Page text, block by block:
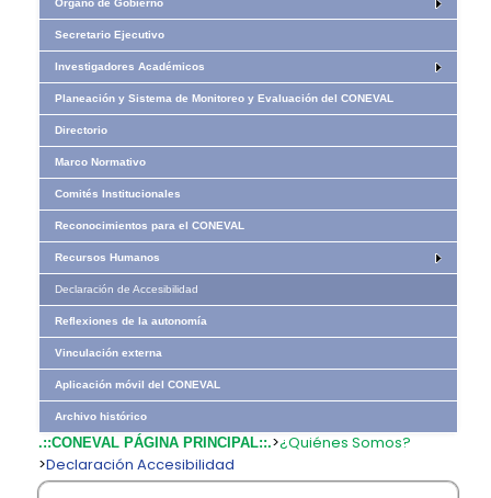
Órgano de Gobierno
Secretario Ejecutivo
Investigadores Académicos
Planeación y Sistema de Monitoreo y Evaluación del CONEVAL
Directorio
Marco Normativo
Comités Institucionales
Reconocimientos para el CONEVAL
Recursos Humanos
Declaración de Accesibilidad
Reflexiones de la autonomía
Vinculación externa
Aplicación móvil del CONEVAL
Archivo histórico
.::CONEVAL PÁGINA PRINCIPAL::.>¿Quiénes Somos?
>Declaración Accesibilidad